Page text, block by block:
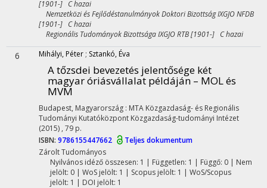
[1901-] C hazai
Nemzetközi és Fejlődéstanulmányok Doktori Bizottság IXGJO NFDB
[1901-] C hazai
Regionális Tudományok Bizottsága IXGJO RTB [1901-] C hazai
6 Mihályi, Péter ; Sztankó, Éva
A tőzsdei bevezetés jelentősége két
magyar óriásvállalat példáján – MOL és
MVM
Budapest, Magyarország : MTA Közgazdaság- és Regionális
Tudományi Kutatóközpont Közgazdaság-tudományi Intézet
(2015) , 79 p.
ISBN: 9786155447662
Teljes dokumentum
ZároltTudományos
Nyilvános idéző összesen: 1 | Független: 1 | Függő: 0 | Nem
jelölt: 0 | WoS jelölt: 1 | Scopus jelölt: 1 | WoS/Scopus
jelölt: 1 | DOI jelölt: 1